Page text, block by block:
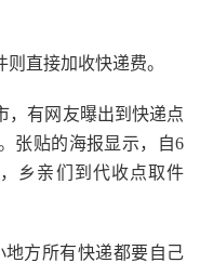
直接加收快递费。
，有网友曝出到快递点
张贴的海报显示，自6
乡亲们到代收点取件
地方所有快递都要自己